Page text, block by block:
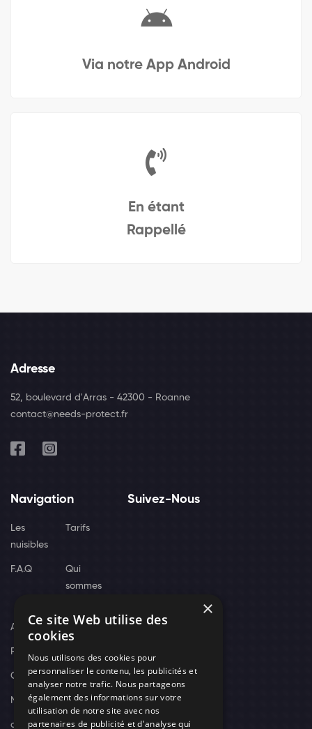
Via notre App Android
En étant
Rappellé
Adresse
52, boulevard d'Arras - 42300 - Roanne
contact@needs-protect.fr
Navigation
Les
nuisibles
Tarifs
F.A.Q
Qui
sommes
Actus
Recrutement
Contact
Nos techniciens
campagne-
Suivez-Nous
×
Ce site Web utilise des
cookies
Nous utilisons des cookies pour
personnaliser le contenu, les publicités et
analyser notre trafic. Nous partageons
également des informations sur votre
utilisation de notre site avec nos
partenaires de publicité et d'analyse qui